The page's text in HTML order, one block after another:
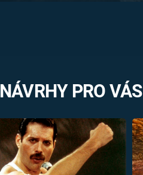
NÁVRHY PRO VÁS